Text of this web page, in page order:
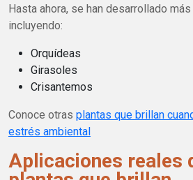
Hasta ahora, se han desarrollado más
incluyendo:
Orquídeas
Girasoles
Crisantemos
Conoce otras plantas que brillan
estrés ambiental
Aplicaciones reales